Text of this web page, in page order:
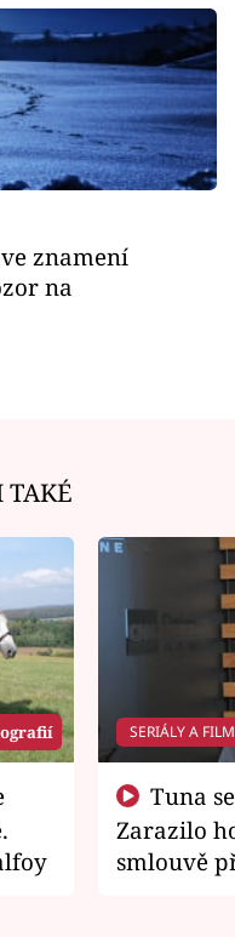
znamení
na
TAKÉ
SERIÁLY A
Zarazilo
smlouvě